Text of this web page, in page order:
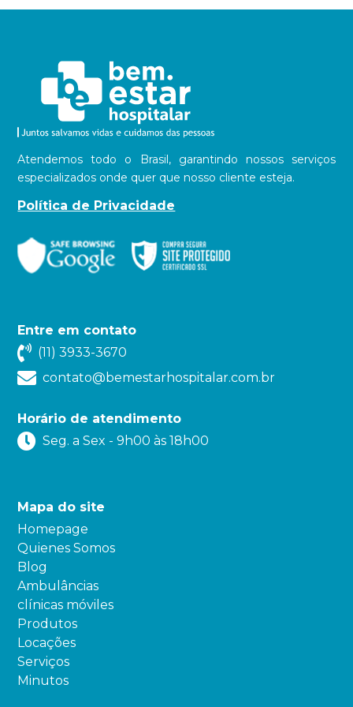
Atendemos todo o Brasil, garantindo nossos serviços
especializados onde quer que nosso cliente esteja.
Política de Privacidade
Entre em contato
(11) 3933-3670
contato@bemestarhospitalar.com.br
Horário de atendimento
Seg. a Sex - 9h00 às 18h00
Mapa do site
Homepage
Quienes Somos
Blog
Ambulâncias
clínicas móviles
Produtos
Locações
Serviços
Minutos